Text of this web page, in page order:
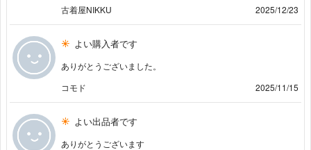
古着屋NIKKU
2025/12/23
よい購入者です
ありがとうございました。
コモド
2025/11/15
よい出品者です
ありがとうございます